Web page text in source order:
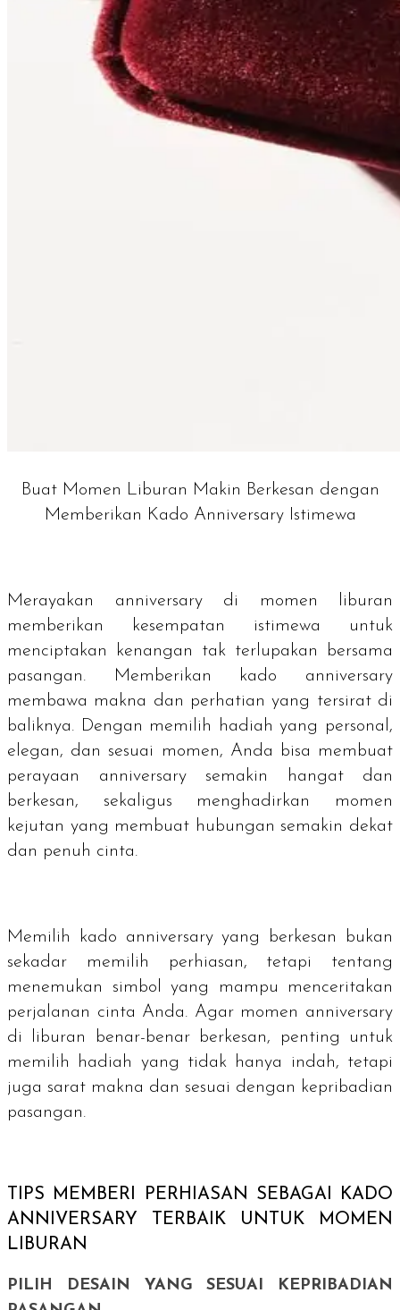
Buat Momen Liburan Makin Berkesan dengan
Memberikan Kado Anniversary Istimewa
Merayakan anniversary di momen liburan
memberikan kesempatan istimewa untuk
menciptakan kenangan tak terlupakan bersama
pasangan. Memberikan kado anniversary
membawa makna dan perhatian yang tersirat di
baliknya. Dengan memilih hadiah yang personal,
elegan, dan sesuai momen, Anda bisa membuat
perayaan anniversary semakin hangat dan
berkesan, sekaligus menghadirkan momen
kejutan yang membuat hubungan semakin dekat
dan penuh cinta.
Memilih kado anniversaryyang berkesan bukan
sekadar memilih perhiasan, tetapi tentang
menemukan simbol yang mampu menceritakan
perjalanan cinta Anda. Agar momen anniversary
di liburan benar-benar berkesan, penting untuk
memilih hadiah yang tidak hanya indah, tetapi
juga sarat makna dan sesuai dengan kepribadian
pasangan.
TIPS MEMBERI PERHIASAN SEBAGAI KADO
ANNIVERSARY
TERBAIK UNTUK MOMEN
LIBURAN
PILIH DESAIN YANG SESUAI KEPRIBADIAN